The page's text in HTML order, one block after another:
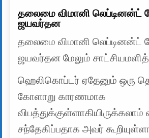
தலைமை விமானி
ஜயவர்தன
தலைமை விமானி லெப்டினன்ட்
ஜயவர்தன மேலும்
ஹெலிகொப்டர் ஏதேனும் ஒரு
கோளாறு காரணமாக
விபத்துக்குள்ளாகியிருக்கலாம்
சந்தேகிப்பதாக அவர்